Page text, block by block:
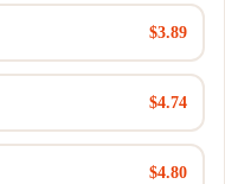
$3.89
$4.74
$4.80